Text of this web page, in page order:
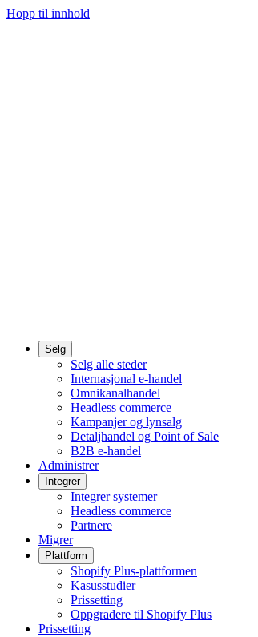
Hopp til innhold
Selg
Selg alle steder
Internasjonal e-handel
Omnikanalhandel
Headless commerce
Kampanjer og lynsalg
Detaljhandel og Point of Sale
B2B e-handel
Administrer
Integrer
Integrer systemer
Headless commerce
Partnere
Migrer
Plattform
Shopify Plus-plattformen
Kasusstudier
Prissetting
Oppgradere til Shopify Plus
Prissetting